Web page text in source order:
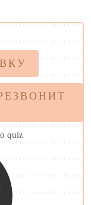
quiz